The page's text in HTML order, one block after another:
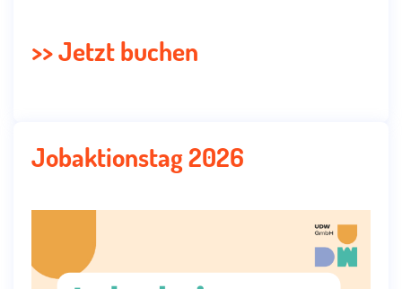
>>Jetzt buchen
Jobaktionstag 2026